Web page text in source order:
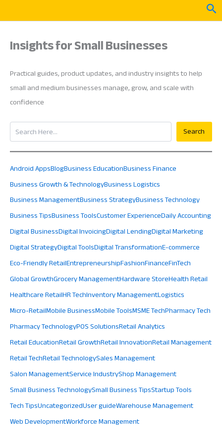
Insights for Small Businesses
Practical guides, product updates, and industry insights to help
small and medium businesses manage, grow, and scale with
confidence
Search
Search
Android AppsBlogBusiness EducationBusiness Finance
Business Growth & TechnologyBusiness Logistics
Business ManagementBusiness StrategyBusiness Technology
Business TipsBusiness ToolsCustomer ExperienceDaily Accounting
Digital BusinessDigital InvoicingDigital LendingDigital Marketing
Digital StrategyDigital ToolsDigital TransformationE-commerce
Eco-Friendly RetailEntrepreneurshipFashionFinanceFinTech
Global GrowthGrocery ManagementHardware StoreHealth Retail
Healthcare RetailHR TechInventory ManagementLogistics
Micro-RetailMobile BusinessMobile ToolsMSME TechPharmacy Tech
Pharmacy TechnologyPOS SolutionsRetail Analytics
Retail EducationRetail GrowthRetail InnovationRetail Management
Retail TechRetail TechnologySales Management
Salon ManagementService IndustryShop Management
Small Business TechnologySmall Business TipsStartup Tools
Tech TipsUncategorizedUser guideWarehouse Management
Web DevelopmentWorkforce Management